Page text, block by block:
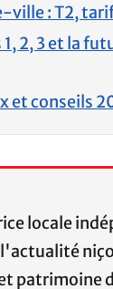
ville : T2,
2, 3 et la
et conseils
locale
patrimoine